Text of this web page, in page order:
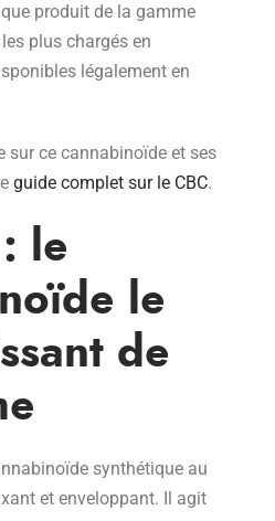
produit de la gamme
plus chargés en
légalement en
sur ce cannabinoïde et ses
guide complet sur le CBC.
le
le
de
synthétique au
et enveloppant. Il agit